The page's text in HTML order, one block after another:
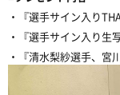
・『選手サイン入り
・『選手サイン入り生
・『清水梨紗選手、宮